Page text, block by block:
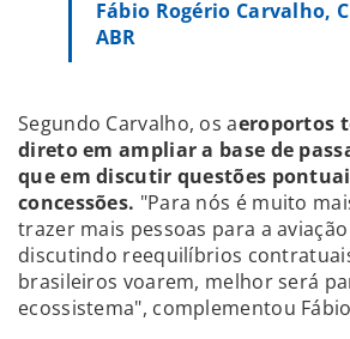
Fábio Rogério Carvalho,
ABR
Segundo Carvalho, os aeroportos
direto em ampliar a base de
que em discutir questões
concessões. "Para nós é muito
trazer mais pessoas para a
discutindo reequilíbrios
brasileiros voarem, melhor será
ecossistema", complementou